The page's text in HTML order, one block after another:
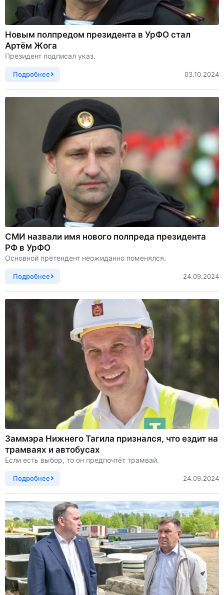
Новым полпредом президента в УрФО стал
Артём Жога
Президент подписал указ.
Подробнее 03.10.2024
СМИ назвали имя нового полпреда президента
РФ в УрФО
Основной претендент неожиданно поменялся.
Подробнее 24.09.2024
Заммэра Нижнего Тагила признался, что ездит на
трамваях и автобусах
Если есть выбор, то он предпочтёт трамвай.
Подробнее 24.09.2024